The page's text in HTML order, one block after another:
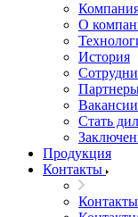
О
История
Вакансии
Стать
Продукция
Контакты
Контакты